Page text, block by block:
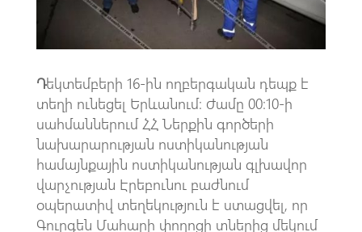
Դեկտեմբերի 16-ին ողբերգական դեպք է
տեղի ունեցել Երևանում։ Ժամը 00։10-ի
սահմաններում ՀՀ Ներքին գործերի
նախարարության ոստիկանության
համայնքային ոստիկանության գլխավոր
վարչության Էրեբունու բաժնում
օպերատիվ տեղեկություն է ստացվել, որ
Գուրգեն Մահարի փողոցի տներից մեկում